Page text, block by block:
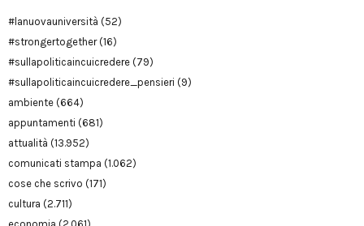
#lanuovauniversità (52)
#strongertogether(16)
#sullapoliticaincuicredere (79)
#sullapoliticaincuicredere_pensieri (9)
ambiente (664)
appuntamenti (681)
attualità (13.952)
comunicati stampa (1.062)
cose che scrivo (171)
cultura (2.711)